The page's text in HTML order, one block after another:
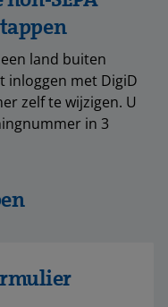
land buiten
inloggen met DigiD
zelf te wijzigen. U
in 3